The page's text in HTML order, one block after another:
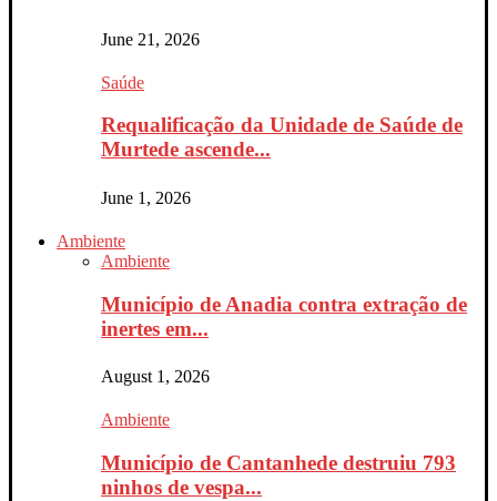
June 21, 2026
Saúde
Requalificação da Unidade de Saúde de
Murtede ascende...
June 1, 2026
Ambiente
Ambiente
Município de Anadia contra extração de
inertes em...
August 1, 2026
Ambiente
Município de Cantanhede destruiu 793
ninhos de vespa...